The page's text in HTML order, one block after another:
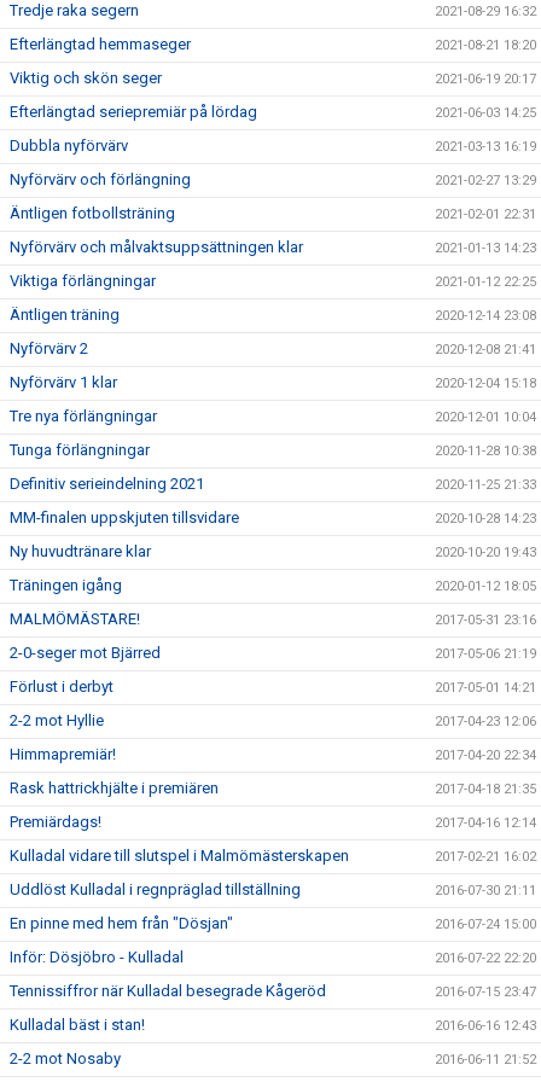
Tredje raka segern 2021-08-29 16:32
Efterlängtad hemmaseger 2021-08-21 18:20
Viktig och skön seger 2021-06-19 20:17
Efterlängtad seriepremiär på lördag 2021-06-03 14:25
Dubbla nyförvärv 2021-03-13 16:19
Nyförvärv och förlängning 2021-02-27 13:29
Äntligen fotbollsträning 2021-02-01 22:31
Nyförvärv och målvaktsuppsättningen klar 2021-01-13 14:23
Viktiga förlängningar 2021-01-12 22:25
Äntligen träning 2020-12-14 23:08
Nyförvärv 2 2020-12-08 21:41
Nyförvärv 1 klar 2020-12-04 15:18
Tre nya förlängningar 2020-12-01 10:04
Tunga förlängningar 2020-11-28 10:38
Definitiv serieindelning 2021 2020-11-25 21:33
MM-finalen uppskjuten tillsvidare 2020-10-28 14:23
Ny huvudtränare klar 2020-10-20 19:43
Träningen igång 2020-01-12 18:05
MALMÖMÄSTARE! 2017-05-31 23:16
2-0-seger mot Bjärred 2017-05-06 21:19
Förlust i derbyt 2017-05-01 14:21
2-2 mot Hyllie 2017-04-23 12:06
Himmapremiär! 2017-04-20 22:34
Rask hattrickhjälte i premiären 2017-04-18 21:35
Premiärdags! 2017-04-16 12:14
Kulladal vidare till slutspel i Malmömästerskapen 2017-02-21 16:02
Uddlöst Kulladal i regnpräglad tillställning 2016-07-30 21:11
En pinne med hem från "Dösjan" 2016-07-24 15:00
Inför: Dösjöbro - Kulladal 2016-07-22 22:20
Tennissiffror när Kulladal besegrade Kågeröd 2016-07-15 23:47
Kulladal bäst i stan! 2016-06-16 12:43
2-2 mot Nosaby 2016-06-11 21:52